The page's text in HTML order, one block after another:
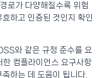
로가 다양해질수록 위험
하고 인증된 것인지 확인
와 같은 규정 준수를 요
컴플라이언스 요구사항
하는 데 도움이 됩니다.